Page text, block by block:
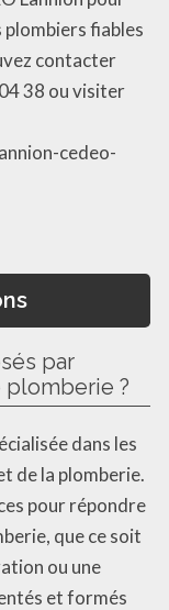
fiables
contacter
38 ou visiter
cedeo-
par
plomberie ?
dans les
de la plomberie.
pour répondre
que ce soit
ou une
et formés